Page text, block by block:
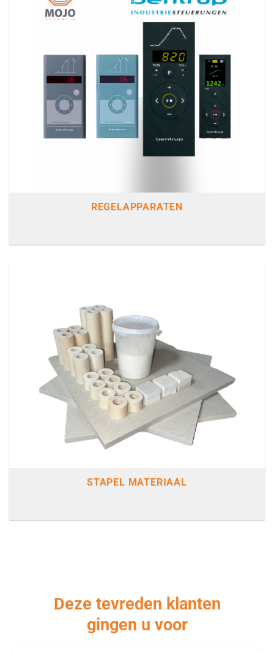
REGELAPPARATEN
STAPEL MATERIAAL
Deze tevreden klanten
gingen u voor